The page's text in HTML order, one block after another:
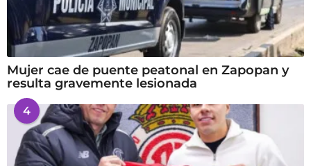
Mujer cae de puente peatonal en Zapopan y
resulta gravemente lesionada
4